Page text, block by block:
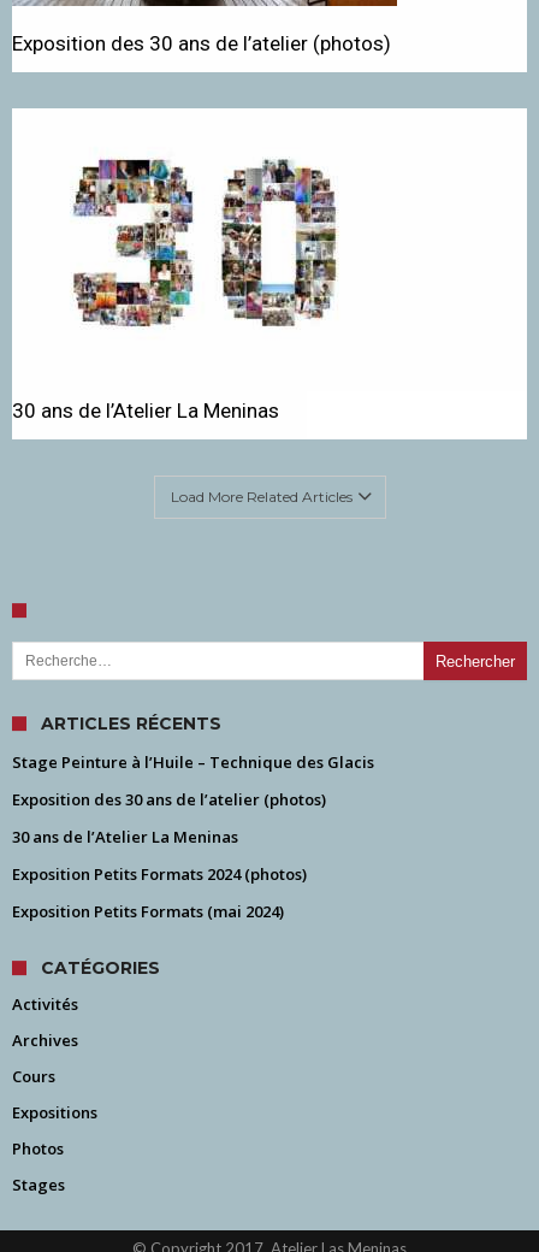
Exposition des 30 ans de l’atelier (photos)
30 ans de l’Atelier La Meninas
Load More Related Articles
Rechercher :
ARTICLES RÉCENTS
Stage Peinture à l’Huile – Technique des Glacis
Exposition des 30 ans de l’atelier (photos)
30 ans de l’Atelier La Meninas
Exposition Petits Formats 2024 (photos)
Exposition Petits Formats (mai 2024)
CATÉGORIES
Activités
Archives
Cours
Expositions
Photos
Stages